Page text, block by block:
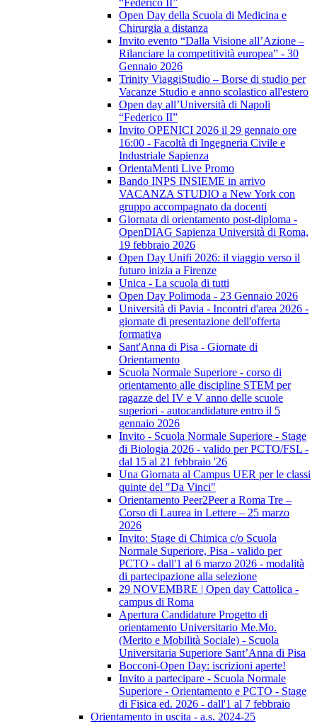
“Federico II”
Open Day della Scuola di Medicina e
Chirurgia a distanza
Invito evento “Dalla Visione all’Azione –
Rilanciare la competitività europea” - 30
Gennaio 2026
Trinity ViaggiStudio – Borse di studio per
Vacanze Studio e anno scolastico all'estero
Open day all’Università di Napoli
“Federico II”
Invito OPENICI 2026 il 29 gennaio ore
16:00 - Facoltà di Ingegneria Civile e
Industriale Sapienza
OrientaMenti Live Promo
Bando INPS INSIEME in arrivo
VACANZA STUDIO a New York con
gruppo accompagnato da docenti
Giornata di orientamento post-diploma -
OpenDIAG Sapienza Università di Roma,
19 febbraio 2026
Open Day Unifi 2026: il viaggio verso il
futuro inizia a Firenze
Unica - La scuola di tutti
Open Day Polimoda - 23 Gennaio 2026
Università di Pavia - Incontri d'area 2026 -
giornate di presentazione dell'offerta
formativa
Sant'Anna di Pisa - Giornate di
Orientamento
Scuola Normale Superiore - corso di
orientamento alle discipline STEM per
ragazze del IV e V anno delle scuole
superiori - autocandidature entro il 5
gennaio 2026
Invito - Scuola Normale Superiore - Stage
di Biologia 2026 - valido per PCTO/FSL -
dal 15 al 21 febbraio '26
Una Giornata al Campus UER per le classi
quinte del "Da Vinci"
Orientamento Peer2Peer a Roma Tre –
Corso di Laurea in Lettere – 25 marzo
2026
Invito: Stage di Chimica c/o Scuola
Normale Superiore, Pisa - valido per
PCTO - dall'1 al 6 marzo 2026 - modalità
di partecipazione alla selezione
29 NOVEMBRE | Open day Cattolica -
campus di Roma
Apertura Candidature Progetto di
orientamento Universitario Me.Mo.
(Merito e Mobilità Sociale) - Scuola
Universitaria Superiore Sant’Anna di Pisa
Bocconi-Open Day: iscrizioni aperte!
Invito a partecipare - Scuola Normale
Superiore - Orientamento e PCTO - Stage
di Fisica ed. 2026 - dall'1 al 7 febbraio
Orientamento in uscita - a.s. 2024-25